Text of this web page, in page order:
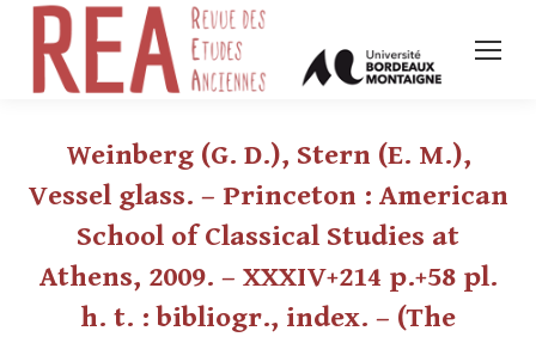
Weinberg (G. D.), Stern (E. M.),
Vessel glass. – Princeton : American
School of Classical Studies at
Athens, 2009. – XXXIV+214 p.+58 pl.
h. t. : bibliogr., index. – (The